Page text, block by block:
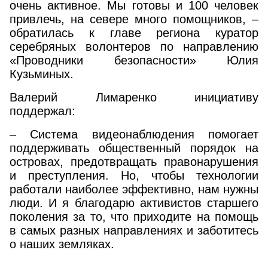
очень активное. Мы готовы и 100 человек
привлечь, на севере много помощников, –
обратилась к главе региона куратор
серебряных волонтеров по направлению
«Проводники безопасности» Юлия
Кузьминых.
Валерий Лимаренко инициативу
поддержал:
– Система видеонаблюдения помогает
поддерживать общественный порядок на
островах, предотвращать правонарушения
и преступления. Но, чтобы технологии
работали наиболее эффективно, нам нужны
люди. И я благодарю активистов старшего
поколения за то, что приходите на помощь
в самых разных направлениях и заботитесь
о наших земляках.